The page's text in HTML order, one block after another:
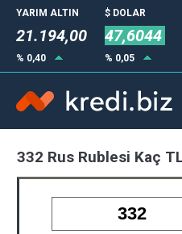
YARIM ALTIN
21.194,00
% 0,40
$ DOLAR
47,6044
% 0,05
332 Rus Rublesi Kaç